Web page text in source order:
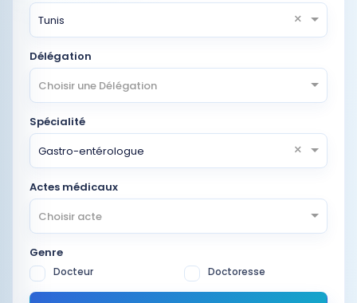
Tunis
×
Délégation
Choisir une Délégation
Spécialité
Gastro-entérologue
×
Actes médicaux
Choisir acte
Genre
Docteur Doctoresse